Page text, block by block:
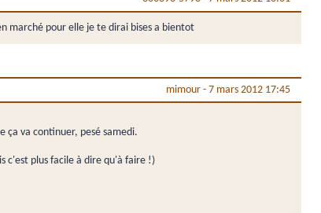
marché pour elle je te dirai bises a bientot
mimour - 7 mars 2012 17:45
ça va continuer, pesé samedi.
c'est plus facile à dire qu'à faire !)